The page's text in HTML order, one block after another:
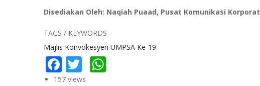
Disediakan Oleh: Naqiah Puaad, Pusat Komunikasi Korporat
TAGS / KEYWORDS
Majlis Konvokesyen UMPSA Ke-19
Facebook
Twitter
157 views